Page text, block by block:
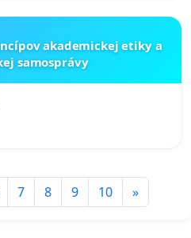
akademickej etiky a
samosprávy
7 8 9 10 »